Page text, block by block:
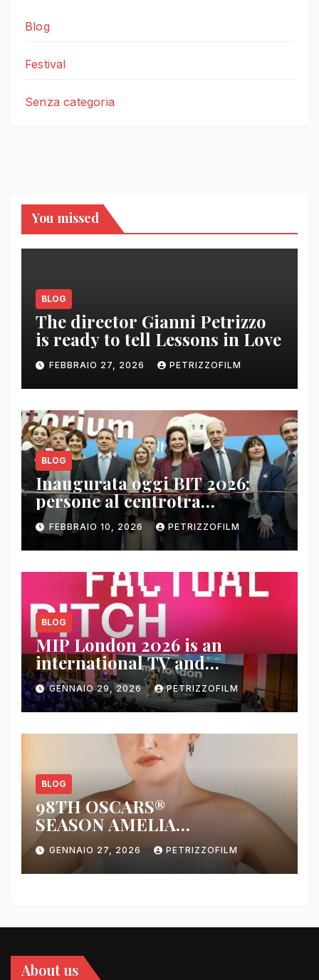
Blog
Festival
Senza categoria
You missed
BLOG
The director Gianni Petrizzo
is ready to tell Lessons in Love
FEBBRAIO 27, 2026 PETRIZZOFILM
BLOG
Inaugurata oggi BIT 2026:
persone al centrotra
contenuti, relazioni e business
FEBBRAIO 10, 2026 PETRIZZOFILM
BLOG
MIP London 2026 is an
international TV and
streaming content market
GENNAIO 29, 2026 PETRIZZOFILM
BLOG
98TH OSCARS®
SEASON AMELIA
DIMOLDENBERG RETURNS
FOR THIRD YEAR
GENNAIO 27, 2026 PETRIZZOFILM
About us